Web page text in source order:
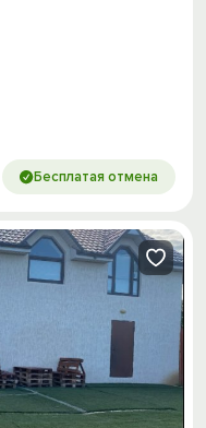
Бесплатая отмена